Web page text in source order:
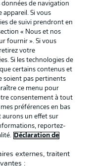
d’utilisation des
mes préférences
données de navigation
appareil. Si vous
de suivi prendront en
« Nous et nos
fournir ». Si vous
votre
Si les technologies de
certains contenus et
soient pas pertinents
ce menu pour
consentement à tout
préférences en bas
aurons un effet sur
reportez-
Déclaration de
externes, traitent
: